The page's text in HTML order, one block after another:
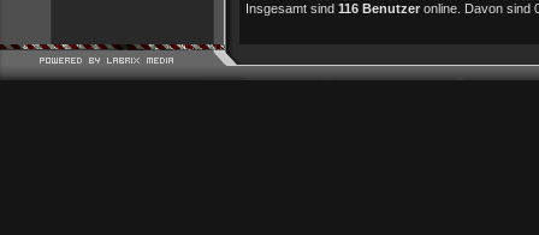
Insgesamt sind 116 Benutzer online. Davon sind